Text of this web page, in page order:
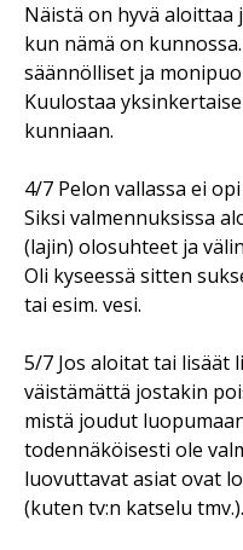
Näistä on hyvä aloittaa
kun nämä on
säännölliset ja
Kuulostaa
kunniaan.
4/7 Pelon vallassa ei
Siksi valmennuksissa
(lajin) olosuhteet ja
Oli kyseessä sitten
tai esim. vesi.
5/7 Jos aloitat tai lisäät
väistämättä jostakin
mistä joudut
todennäköisesti ole
luovuttavat asiat ovat
(kuten tv:n katselu tmv.).